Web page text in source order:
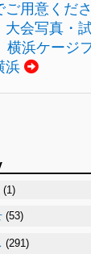
用意くださ
大会写真・
横浜ケージ
浜
(1)
(53)
(291)